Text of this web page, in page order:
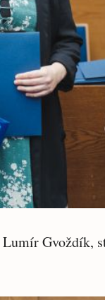
Lumír Gvoždík,